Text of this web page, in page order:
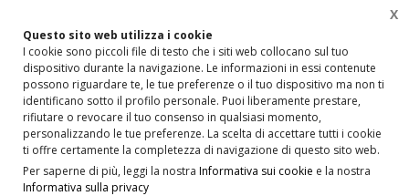
Questo sito web utilizza i cookie
I cookie sono piccoli file di testo che i siti web collocano sul tuo
dispositivo durante la navigazione. Le informazioni in essi contenute
possono riguardare te, le tue preferenze o il tuo dispositivo ma non ti
identificano sotto il profilo personale. Puoi liberamente prestare,
rifiutare o revocare il tuo consenso in qualsiasi momento,
personalizzando le tue preferenze. La scelta di accettare tutti i cookie
ti offre certamente la completezza di navigazione di questo sito web.
Per saperne di più, leggi la nostra Informativa sui cookie e la nostra
Informativa sulla privacy
X
Home Prodotti Porte Classiche Massello